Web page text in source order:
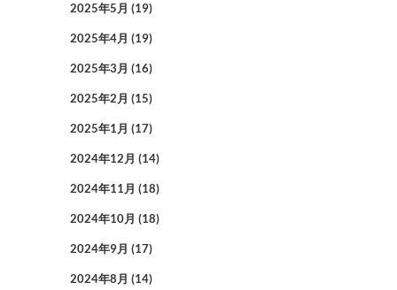
2025年5月 (19)
2025年4月 (19)
2025年3月 (16)
2025年2月 (15)
2025年1月 (17)
2024年12月 (14)
2024年11月 (18)
2024年10月 (18)
2024年9月 (17)
2024年8月 (14)